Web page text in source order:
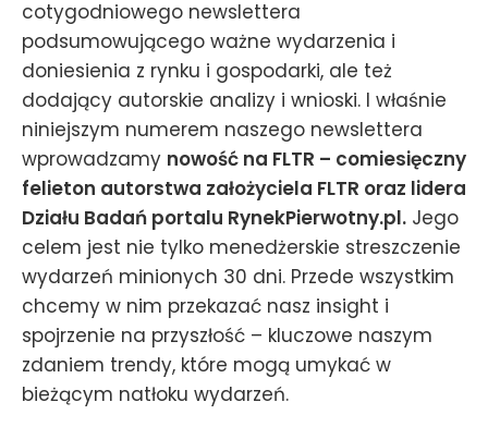
cotygodniowego newslettera
podsumowującego ważne wydarzenia i
doniesienia z rynku i gospodarki, ale też
dodający autorskie analizy i wnioski. I właśnie
niniejszym numerem naszego newslettera
wprowadzamy nowość na FLTR – comiesięczny
felieton autorstwa założyciela FLTR oraz lidera
Działu Badań portalu RynekPierwotny.pl. Jego
celem jest nie tylko menedżerskie streszczenie
wydarzeń minionych 30 dni. Przede wszystkim
chcemy w nim przekazać nasz insight i
spojrzenie na przyszłość – kluczowe naszym
zdaniem trendy, które mogą umykać w
bieżącym natłoku wydarzeń.